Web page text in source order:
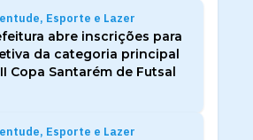
Esporte e Lazer
abre inscrições para
da categoria principal
Copa Santarém de Futsal
Esporte e Lazer